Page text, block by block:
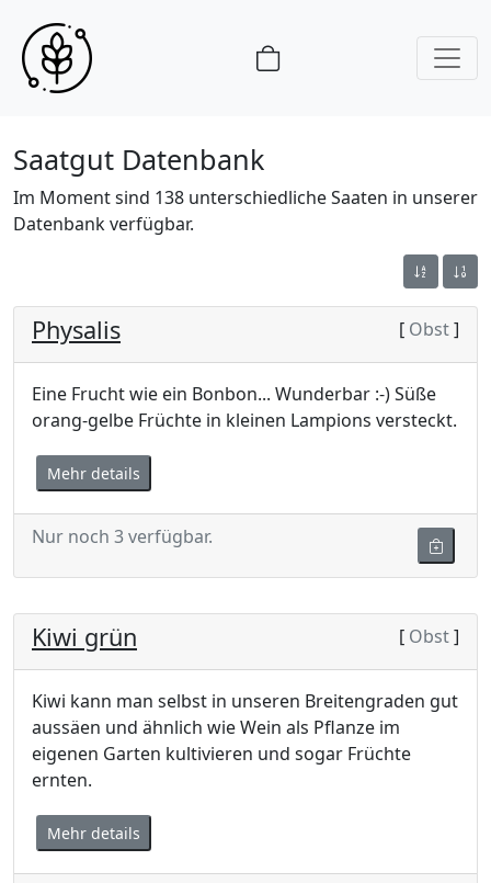
Saatgut Datenbank
Im Moment sind 138 unterschiedliche Saaten in unserer
Datenbank verfügbar.
Physalis [ Obst]
Eine Frucht wie ein Bonbon... Wunderbar :-) Süße
orang-gelbe Früchte in kleinen Lampions versteckt.
Mehr details
Nur noch 3 verfügbar.
Kiwi grün [ Obst]
Kiwi kann man selbst in unseren Breitengraden gut
aussäen und ähnlich wie Wein als Pflanze im
eigenen Garten kultivieren und sogar Früchte
ernten.
Mehr details